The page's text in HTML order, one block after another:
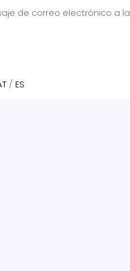
de correo electrónico a la
/ES